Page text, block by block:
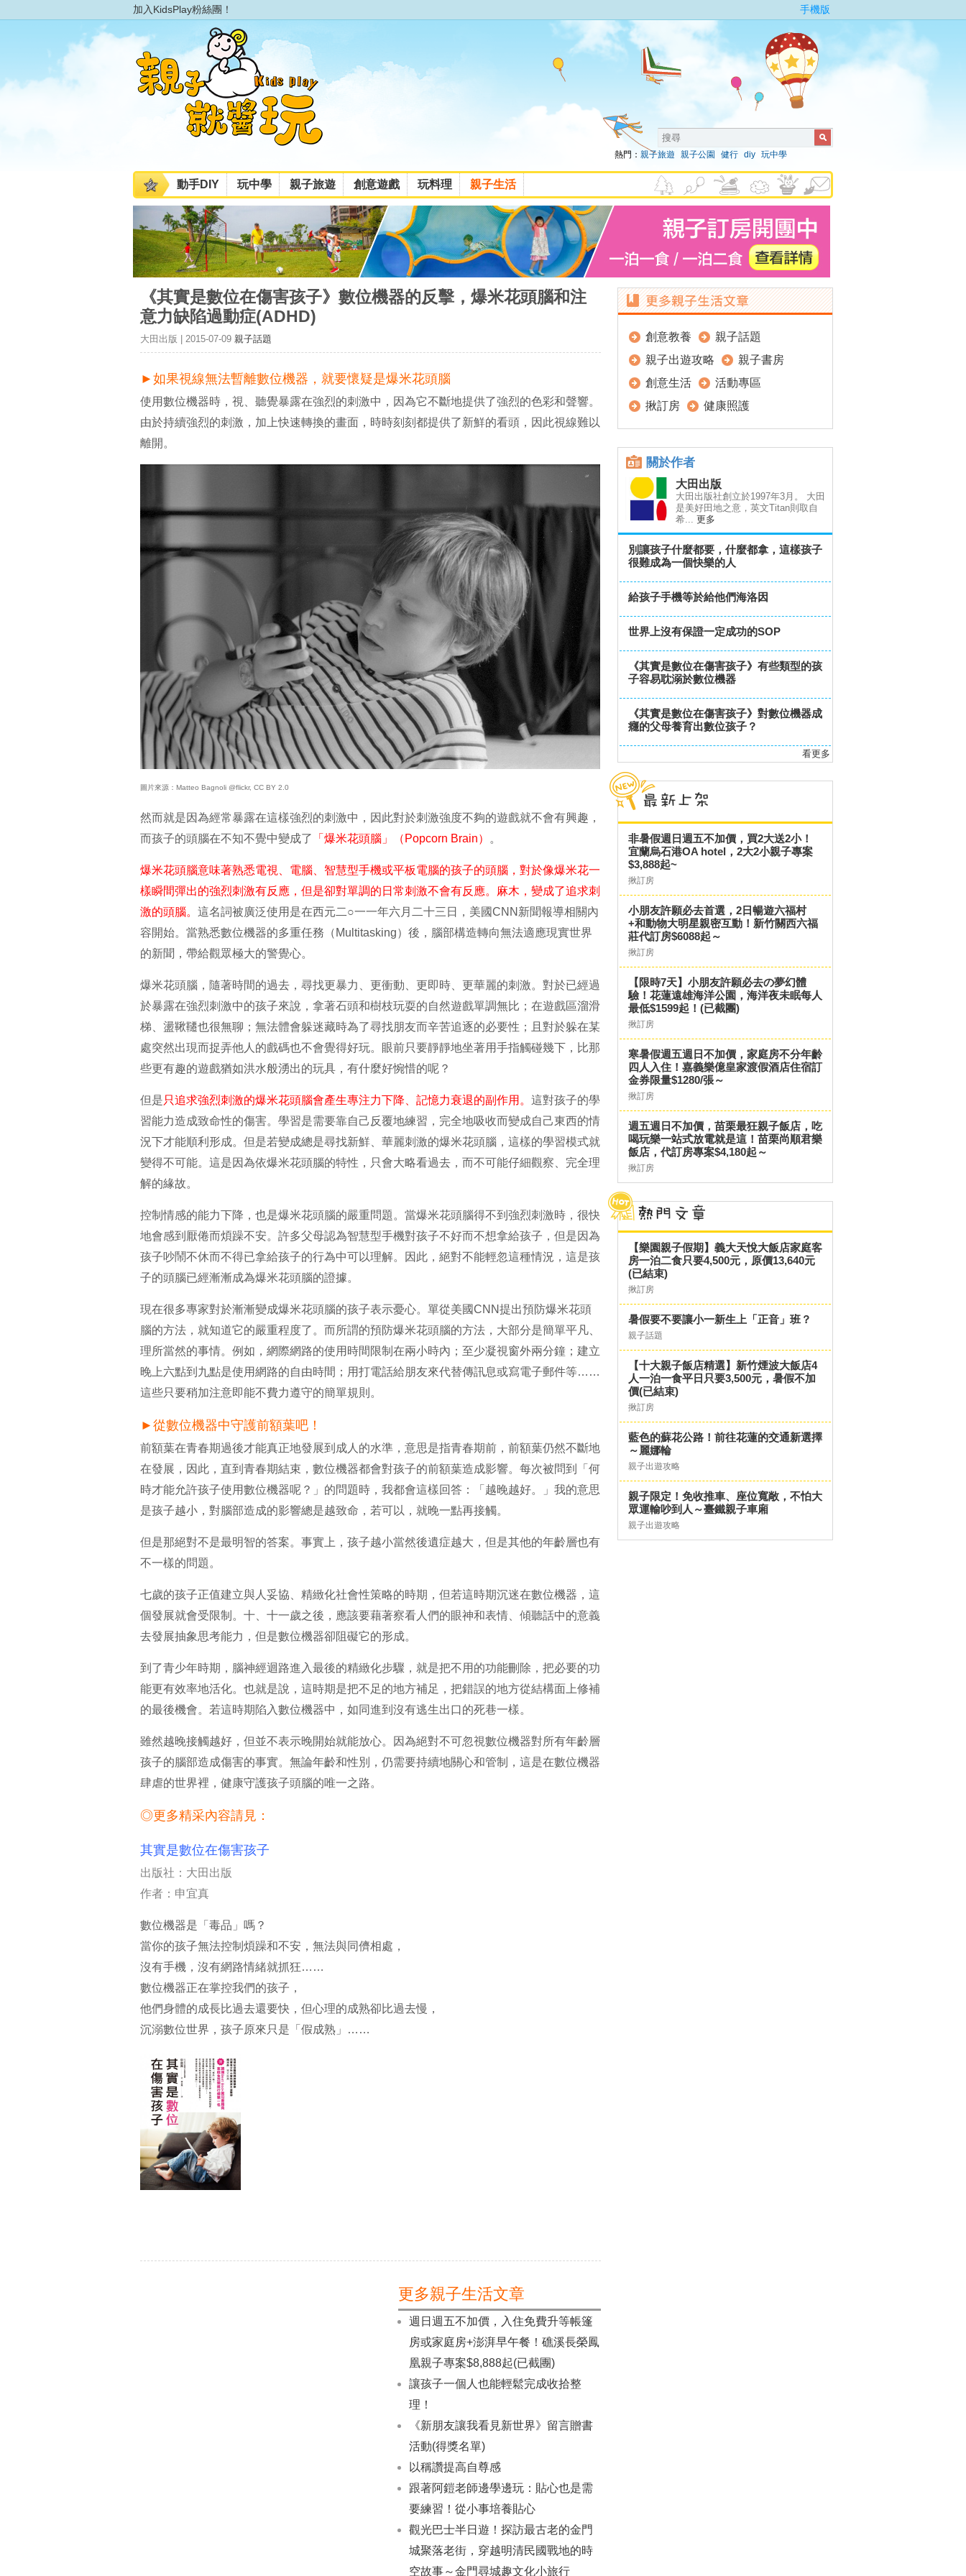
加入KidsPlay粉絲團！ 手機版
熱門： 親子旅遊 親子公園 健行 diy 玩中學
動手DIY 玩中學 親子旅遊 創意遊戲 玩料理 親子生活
《其實是數位在傷害孩子》數位機器的反擊，爆米花頭腦和注
意力缺陷過動症(ADHD)
大田出版 | 2015-07-09 親子話題
► 如果視線無法暫離數位機器，就要懷疑是爆米花頭腦
使用數位機器時，視、聽覺暴露在強烈的刺激中，因為它不斷地提供了強烈的色彩和聲響。
由於持續強烈的刺激，加上快速轉換的畫面，時時刻刻都提供了新鮮的看頭，因此視線難以
離開。
圖片來源：Matteo Bagnoli @flickr, CC BY 2.0
然而就是因為經常暴露在這樣強烈的刺激中，因此對於刺激強度不夠的遊戲就不會有興趣，
而孩子的頭腦在不知不覺中變成了
「爆米花頭腦」（Popcorn Brain） 。
爆米花頭腦意味著熟悉電視、電腦、智慧型手機或平板電腦的孩子的頭腦，對於像爆米花一
樣瞬間彈出的強烈刺激有反應，但是卻對單調的日常刺激不會有反應。麻木，變成了追求刺
激的頭腦。 這名詞被廣泛使用是在西元二○一一年六月二十三日，美國CNN新聞報導相關內
容開始。當熟悉數位機器的多重任務（Multitasking）後，腦部構造轉向無法適應現實世界
的新聞，帶給觀眾極大的警覺心。
爆米花頭腦，隨著時間的過去，尋找更暴力、更衝動、更即時、更華麗的刺激。對於已經過
於暴露在強烈刺激中的孩子來說，拿著石頭和樹枝玩耍的自然遊戲單調無比；在遊戲區溜滑
梯、盪鞦韆也很無聊；無法體會躲迷藏時為了尋找朋友而辛苦追逐的必要性；且對於躲在某
處突然出現而捉弄他人的戲碼也不會覺得好玩。眼前只要靜靜地坐著用手指觸碰幾下，比那
些更有趣的遊戲猶如洪水般湧出的玩具，有什麼好惋惜的呢？
但是只追求強烈刺激的爆米花頭腦會產生專注力下降、記憶力衰退的副作用。 這對孩子的學
習能力造成致命性的傷害。學習是需要靠自己反覆地練習，完全地吸收而變成自己東西的情
況下才能順利形成。但是若變成總是尋找新鮮、華麗刺激的爆米花頭腦，這樣的學習模式就
變得不可能。這是因為依爆米花頭腦的特性，只會大略看過去，而不可能仔細觀察、完全理
解的緣故。
控制情感的能力下降，也是爆米花頭腦的嚴重問題。當爆米花頭腦得不到強烈刺激時，很快
地會感到厭倦而煩躁不安。許多父母認為智慧型手機對孩子不好而不想拿給孩子，但是因為
孩子吵鬧不休而不得已拿給孩子的行為中可以理解。因此，絕對不能輕忽這種情況，這是孩
子的頭腦已經漸漸成為爆米花頭腦的證據。
現在很多專家對於漸漸變成爆米花頭腦的孩子表示憂心。單從美國CNN提出預防爆米花頭
腦的方法，就知道它的嚴重程度了。而所謂的預防爆米花頭腦的方法，大部分是簡單平凡、
理所當然的事情。例如，網際網路的使用時間限制在兩小時內；至少凝視窗外兩分鐘；建立
晚上六點到九點是使用網路的自由時間；用打電話給朋友來代替傳訊息或寫電子郵件等……
這些只要稍加注意即能不費力遵守的簡單規則。
► 從數位機器中守護前額葉吧！
前額葉在青春期過後才能真正地發展到成人的水準，意思是指青春期前，前額葉仍然不斷地
在發展，因此，直到青春期結束，數位機器都會對孩子的前額葉造成影響。每次被問到「何
時才能允許孩子使用數位機器呢？」的問題時，我都會這樣回答：「越晚越好。」我的意思
是孩子越小，對腦部造成的影響總是越致命，若可以，就晚一點再接觸。
但是那絕對不是最明智的答案。事實上，孩子越小當然後遺症越大，但是其他的年齡層也有
不一樣的問題。
七歲的孩子正值建立與人妥協、精緻化社會性策略的時期，但若這時期沉迷在數位機器，這
個發展就會受限制。十、十一歲之後，應該要藉著察看人們的眼神和表情、傾聽話中的意義
去發展抽象思考能力，但是數位機器卻阻礙它的形成。
到了青少年時期，腦神經迴路進入最後的精緻化步驟，就是把不用的功能刪除，把必要的功
能更有效率地活化。也就是說，這時期是把不足的地方補足，把錯誤的地方從結構面上修補
的最後機會。若這時期陷入數位機器中，如同進到沒有逃生出口的死巷一樣。
雖然越晚接觸越好，但並不表示晚開始就能放心。因為絕對不可忽視數位機器對所有年齡層
孩子的腦部造成傷害的事實。無論年齡和性別，仍需要持續地關心和管制，這是在數位機器
肆虐的世界裡，健康守護孩子頭腦的唯一之路。
◎更多精采內容請見：
其實是數位在傷害孩子
出版社：大田出版
作者：申宜真
數位機器是「毒品」嗎？
當你的孩子無法控制煩躁和不安，無法與同儕相處，
沒有手機，沒有網路情緒就抓狂……
數位機器正在掌控我們的孩子，
他們身體的成長比過去還要快，但心理的成熟卻比過去慢，
沉溺數位世界，孩子原來只是「假成熟」……
更多親子生活文章
週日週五不加價，入住免費升等帳篷
房或家庭房+澎湃早午餐！礁溪長榮鳳
凰親子專案$8,888起(已截團)
讓孩子一個人也能輕鬆完成收拾整
理！
《新朋友讓我看見新世界》留言贈書
活動(得獎名單)
以稱讚提高自尊感
跟著阿鎧老師邊學邊玩：貼心也是需
要練習！從小事培養貼心
觀光巴士半日遊！探訪最古老的金門
城聚落老街，穿越明清民國戰地的時
空故事～金門尋城趣文化小旅行
創意教養
親子話題
親子出遊攻略
親子書房
創意生活
活動專區
揪訂房
健康照護
關於作者
大田出版
大田出版社創立於1997年3月。 大田
是美好田地之意，英文Titan則取自
希... 更多
別讓孩子什麼都要，什麼都拿，這樣孩子
很難成為一個快樂的人
給孩子手機等於給他們海洛因
世界上沒有保證一定成功的SOP
《其實是數位在傷害孩子》有些類型的孩
子容易耽溺於數位機器
《其實是數位在傷害孩子》對數位機器成
癮的父母養育出數位孩子？
看更多
非暑假週日週五不加價，買2大送2小！
宜蘭烏石港OA hotel，2大2小親子專案
$3,888起~
揪訂房
小朋友許願必去首選，2日暢遊六福村
+和動物大明星親密互動！新竹關西六福
莊代訂房$6088起～
揪訂房
【限時7天】小朋友許願必去の夢幻體
驗！花蓮遠雄海洋公園，海洋夜未眠每人
最低$1599起！(已截團)
揪訂房
寒暑假週五週日不加價，家庭房不分年齡
四人入住！嘉義樂億皇家渡假酒店住宿訂
金券限量$1280/張～
揪訂房
週五週日不加價，苗栗最狂親子飯店，吃
喝玩樂一站式放電就是這！苗栗尚順君樂
飯店，代訂房專案$4,180起～
揪訂房
【樂園親子假期】義大天悅大飯店家庭客
房一泊二食只要4,500元，原價13,640元
(已結束)
揪訂房
暑假要不要讓小一新生上「正音」班？
親子話題
【十大親子飯店精選】新竹煙波大飯店4
人一泊一食平日只要3,500元，暑假不加
價(已結束)
揪訂房
藍色的蘇花公路！前往花蓮的交通新選擇
～麗娜輪
親子出遊攻略
親子限定！免收推車、座位寬敞，不怕大
眾運輸吵到人～臺鐵親子車廂
親子出遊攻略